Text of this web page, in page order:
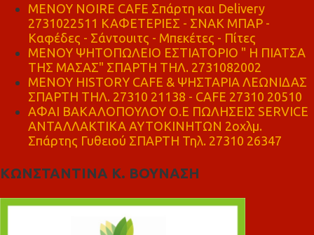
MENOY NOIRE CAFE Σπάρτη και Delivery
2731022511 ΚΑΦΕΤΕΡΙΕΣ - ΣΝΑΚ ΜΠΑΡ -
Καφέδες - Σάντουιτς - Μπεκέτες - Πίτες
ΜΕΝΟΥ ΨΗΤΟΠΩΛΕΙΟ ΕΣΤΙΑΤΟΡΙΟ " Η ΠΙΑΤΣΑ
ΤΗΣ ΜΑΣΑΣ" ΣΠΑΡΤΗ ΤΗΛ. 2731082002
ΜΕΝΟΥ HISTORY CAFE & ΨΗΣΤΑΡΙΑ ΛΕΩΝΙΔΑΣ
ΣΠΑΡΤΗ ΤΗΛ. 27310 21138 - CAFE 27310 20510
ΑΦΑΙ ΒΑΚΑΛΟΠΟΥΛΟΥ Ο.Ε ΠΩΛΗΣΕΙΣ SERVICE
ΑΝΤΑΛΛΑΚΤΙΚΑ ΑΥΤΟΚΙΝΗΤΩΝ 2οχλμ.
Σπάρτης Γυθειού ΣΠΑΡΤΗ Τηλ. 27310 26347
ΚΩΝΣΤΑΝΤΙΝΑ Κ. ΒΟΥΝΑΣΗ